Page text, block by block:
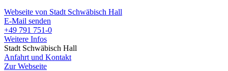
Webseite von Stadt Schwäbisch Hall
E-Mail senden
+49 791 751-0
Weitere Infos
Stadt Schwäbisch Hall
Anfahrt und Kontakt
Zur Webseite